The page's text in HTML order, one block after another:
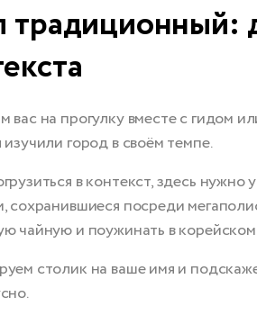
традиционный:
вас на прогулку вместе с гидом
город в своём темпе.
в контекст, здесь нужно
сохранившиеся посреди
чайную и поужинать в
столик на ваше имя и